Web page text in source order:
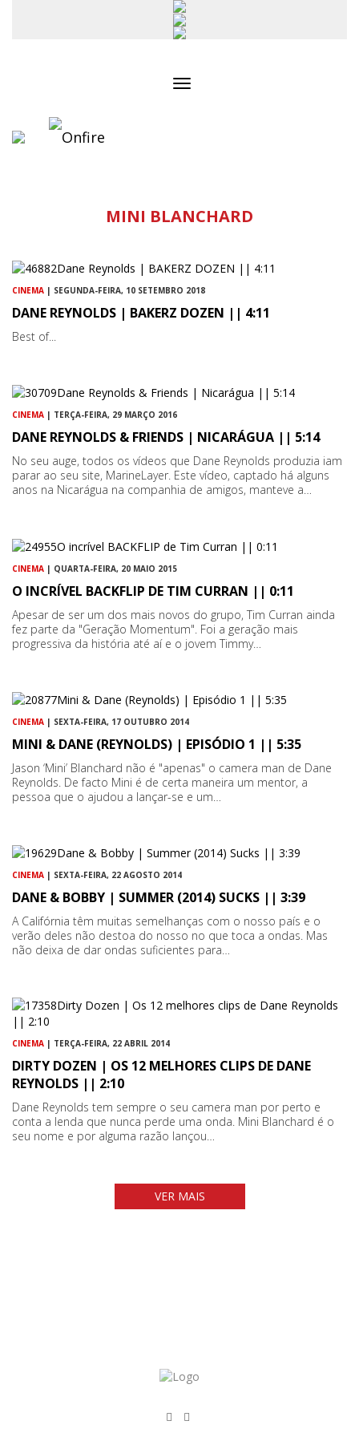
MINI BLANCHARD
CINEMA | SEGUNDA-FEIRA, 10 SETEMBRO 2018
DANE REYNOLDS | BAKERZ DOZEN || 4:11
Best of...
CINEMA | TERÇA-FEIRA, 29 MARÇO 2016
DANE REYNOLDS & FRIENDS | NICARÁGUA || 5:14
No seu auge, todos os vídeos que Dane Reynolds produzia iam
parar ao seu site, MarineLayer. Este vídeo, captado há alguns
anos na Nicarágua na companhia de amigos, manteve a…
CINEMA | QUARTA-FEIRA, 20 MAIO 2015
O INCRÍVEL BACKFLIP DE TIM CURRAN || 0:11
Apesar de ser um dos mais novos do grupo, Tim Curran ainda
fez parte da "Geração Momentum". Foi a geração mais
progressiva da história até aí e o jovem Timmy…
CINEMA | SEXTA-FEIRA, 17 OUTUBRO 2014
MINI & DANE (REYNOLDS) | EPISÓDIO 1 || 5:35
Jason ‘Mini’ Blanchard não é "apenas" o camera man de Dane
Reynolds. De facto Mini é de certa maneira um mentor, a
pessoa que o ajudou a lançar-se e um…
CINEMA | SEXTA-FEIRA, 22 AGOSTO 2014
DANE & BOBBY | SUMMER (2014) SUCKS || 3:39
A Califórnia têm muitas semelhanças com o nosso país e o
verão deles não destoa do nosso no que toca a ondas. Mas
não deixa de dar ondas suficientes para…
CINEMA | TERÇA-FEIRA, 22 ABRIL 2014
DIRTY DOZEN | OS 12 MELHORES CLIPS DE DANE
REYNOLDS || 2:10
Dane Reynolds tem sempre o seu camera man por perto e
conta a lenda que nunca perde uma onda. Mini Blanchard é o
seu nome e por alguma razão lançou…
VER MAIS